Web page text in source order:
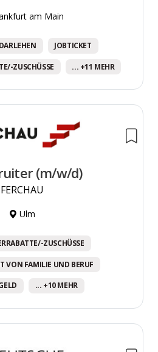
am Main
JOBTICKET
ZUSCHÜSSE ... +11 MEHR
(m/w/d)
FERCHAU
Ulm
ZUSCHÜSSE
VON FAMILIE UND BERUF
... +10 MEHR